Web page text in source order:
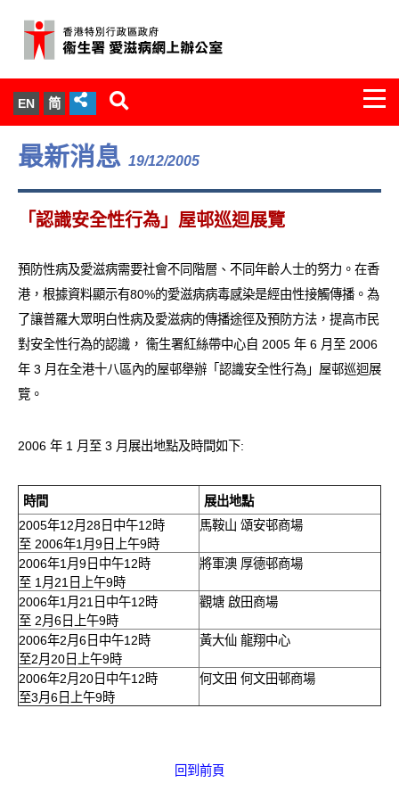
EN 简
關於我們
服務範圍
新聞發佈
愛滋病病毒感染與醫護人員專家組
最新消息 19/12/2005
「認識安全性行為」屋邨巡迴展覽
預防性病及愛滋病需要社會不同階層、不同年齡人士的努力。在香
港，根據資料顯示有80%的愛滋病病毒感染是經由性接觸傳播。為
了讓普羅大眾明白性病及愛滋病的傳播途徑及預防方法，提高市民
對安全性行為的認識， 衞生署紅絲帶中心自 2005 年 6 月至 2006
年 3 月在全港十八區內的屋邨舉辦「認識安全性行為」屋邨巡迴展
覽。
2006 年 1 月至 3 月展出地點及時間如下:
時間
展出地點
2005年12月28日中午12時
至 2006年1月9日上午9時
馬鞍山 頌安邨商場
2006年1月9日中午12時
至 1月21日上午9時
將軍澳 厚德邨商場
2006年1月21日中午12時
至 2月6日上午9時
觀塘 啟田商場
2006年2月6日中午12時
至2月20日上午9時
黃大仙 龍翔中心
2006年2月20日中午12時
至3月6日上午9時
何文田 何文田邨商場
回到前頁